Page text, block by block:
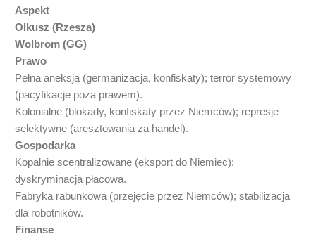
Aspekt
Olkusz (Rzesza)
Wolbrom (GG)
Prawo
Pełna aneksja (germanizacja, konfiskaty); terror systemowy
(pacyfikacje poza prawem).
Kolonialne (blokady, konfiskaty przez Niemców); represje
selektywne (aresztowania za handel).
Gospodarka
Kopalnie scentralizowane (eksport do Niemiec);
dyskryminacja płacowa.
Fabryka rabunkowa (przejęcie przez Niemców); stabilizacja
dla robotników.
Finanse